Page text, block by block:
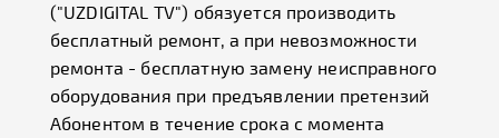
("UZDIGITAL TV") обязуется производить
бесплатный ремонт, а при невозможности
ремонта - бесплатную замену неисправного
оборудования при предъявлении претензий
Абонентом в течение срока с момента